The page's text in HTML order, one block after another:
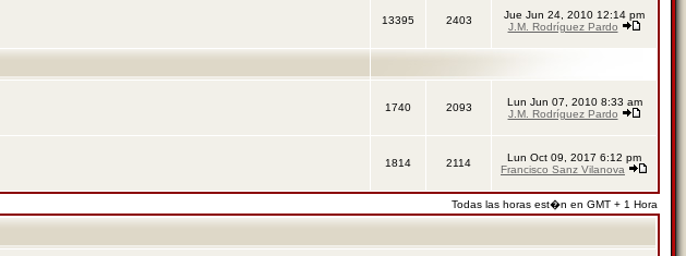
13395 2403
Jue Jun 24, 2010 12:14 pm
J.M. Rodríguez Pardo
1740 2093
Lun Jun 07, 2010 8:33 am
J.M. Rodríguez Pardo
1814 2114
Lun Oct 09, 2017 6:12 pm
Francisco Sanz Vilanova
Todas las horas est�n en GMT + 1 Hora